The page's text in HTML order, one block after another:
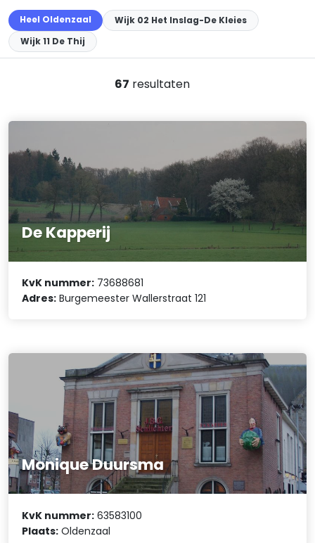
Heel Oldenzaal
Wijk 02 Het Inslag-De Kleies
Wijk 11 De Thij
67 resultaten
De Kapperij
KvK nummer: 73688681
Adres: Burgemeester Wallerstraat 121
Monique Duursma
KvK nummer: 63583100
Plaats: Oldenzaal